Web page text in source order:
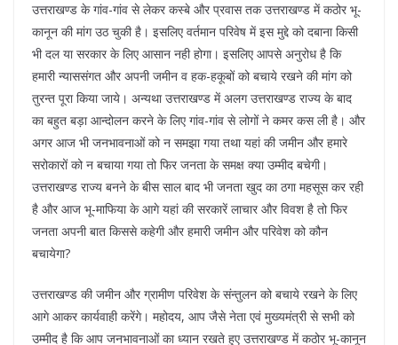
उत्तराखण्ड के गांव-गांव से लेकर कस्बे और प्रवास तक उत्तराखण्ड में कठोर भू-
कानून की मांग उठ चुकी है। इसलिए वर्तमान परिवेष में इस मुद्दे को दबाना किसी
भी दल या सरकार के लिए आसान नही होगा। इसलिए आपसे अनुरोध है कि
हमारी न्याससंगत और अपनी जमीन व हक-हकूबों को बचाये रखने की मांग को
तुरन्त पूरा किया जाये। अन्यथा उत्तराखण्ड में अलग उत्तराखण्ड राज्य के बाद
का बहुत बड़ा आन्दोलन करने के लिए गांव-गांव से लोगों ने कमर कस ली है। और
अगर आज भी जनभावनाओं को न समझा गया तथा यहां की जमीन और हमारे
सरोकारों को न बचाया गया तो फिर जनता के समक्ष क्या उम्मीद बचेगी।
उत्तराखण्ड राज्य बनने के बीस साल बाद भी जनता खुद का ठगा महसूस कर रही
है और आज भू-माफिया के आगे यहां की सरकारें लाचार और विवश है तो फिर
जनता अपनी बात किससे कहेगी और हमारी जमीन और परिवेश को कौन
बचायेगा?
उत्तराखण्ड की जमीन और ग्रामीण परिवेश के संन्तुलन को बचाये रखने के लिए
आगे आकर कार्यवाही करेंगे। महोदय, आप जैसे नेता एवं मुख्यमंत्री से सभी को
उम्मीद है कि आप जनभावनाओं का ध्यान रखते हुए उत्तराखण्ड में कठोर भू-कानून